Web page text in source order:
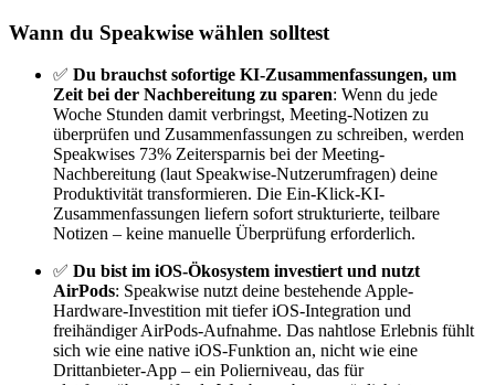
Wann du Speakwise wählen solltest
✅ Du brauchst sofortige KI-Zusammenfassungen, um
Zeit bei der Nachbereitung zu sparen: Wenn du jede
Woche Stunden damit verbringst, Meeting-Notizen zu
überprüfen und Zusammenfassungen zu schreiben, werden
Speakwises 73% Zeitersparnis bei der Meeting-
Nachbereitung (laut Speakwise-Nutzerumfragen) deine
Produktivität transformieren. Die Ein-Klick-KI-
Zusammenfassungen liefern sofort strukturierte, teilbare
Notizen – keine manuelle Überprüfung erforderlich.
✅ Du bist im iOS-Ökosystem investiert und nutzt
AirPods: Speakwise nutzt deine bestehende Apple-
Hardware-Investition mit tiefer iOS-Integration und
freihändiger AirPods-Aufnahme. Das nahtlose Erlebnis fühlt
sich wie eine native iOS-Funktion an, nicht wie eine
Drittanbieter-App – ein Polierniveau, das für